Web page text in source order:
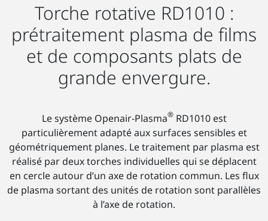
Torche rotative RD1010 :
prétraitement plasma de films
et de composants plats de
grande envergure.
Le système Openair-Plasma®RD1010 est
particulièrement adapté aux surfaces sensibles et
géométriquement planes. Le traitement par plasma est
réalisé par deux torches individuelles qui se déplacent
en cercle autour d’un axe de rotation commun. Les flux
de plasma sortant des unités de rotation sont parallèles
à l’axe de rotation.